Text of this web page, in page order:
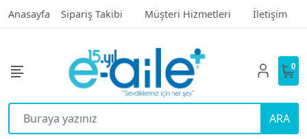
Anasayfa Sipariş Takibi Müşteri Hizmetleri İletişim
ARA
0